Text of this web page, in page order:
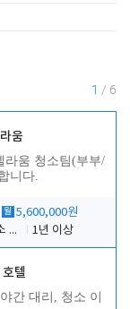
1 / 6
움
라움 청소팀(부부/
니다.
월 5,600,000원
전반적인 청소 업무(객실청소.객실정리)
1년 이상
텔
간 대리, 청소 이